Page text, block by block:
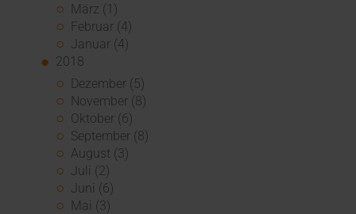
März (1)
Februar (4)
Januar (4)
2018
Dezember (5)
November (8)
Oktober (6)
September (8)
August (3)
Juli (2)
Juni (6)
Mai (3)